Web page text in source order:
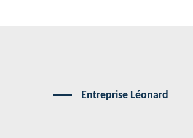
Entreprise Léonard